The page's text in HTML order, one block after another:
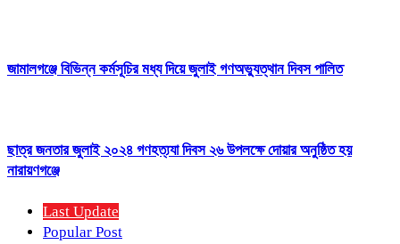
জামালগঞ্জে বিভিন্ন কর্মসূচির মধ্য দিয়ে জুলাই গণঅভ্যুত্থান দিবস পালিত
ছাত্র জনতার জুলাই ২০২৪ গণহত্য্যা দিবস ২৬ উপলক্ষে দোয়ার অনুষ্ঠিত হয়
নারায়ণগঞ্জে
Last Update
Popular Post